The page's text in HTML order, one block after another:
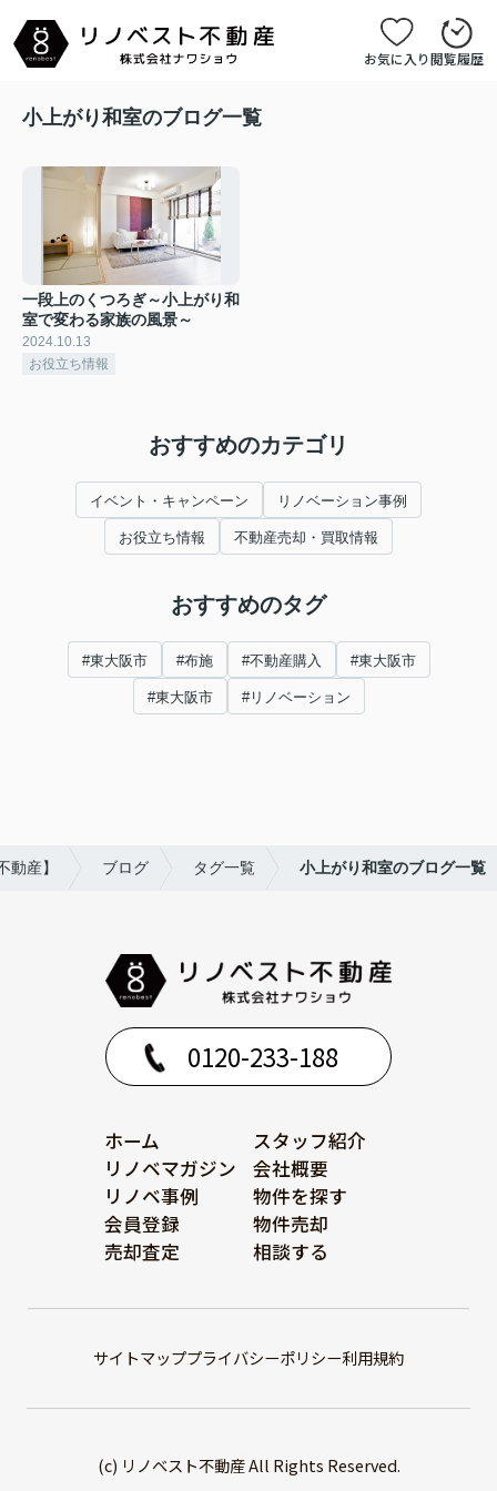
お気に入り閲覧履歴
小上がり和室のブログ一覧
一段上のくつろぎ～小上がり和
室で変わる家族の風景～
2024.10.13
お役立ち情報
おすすめのカテゴリ
イベント・キャンペーン リノベーション事例
お役立ち情報 不動産売却・買取情報
おすすめのタグ
#東大阪市 #布施 #不動産購入 #東大阪市
#東大阪市 #リノベーション
産】 ブログ タグ一覧 小上がり和室のブログ一覧
0120-233-188
ホーム
スタッフ紹介
リノベマガジン
会社概要
リノベ事例
物件を探す
会員登録
物件売却
売却査定
相談する
サイトマッププライバシーポリシー利用規約
(c) リノベスト不動産 All Rights Reserved.